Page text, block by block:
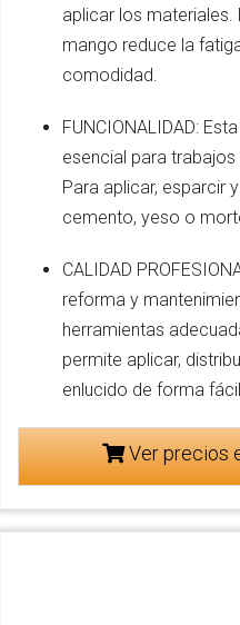
aplicar los
mango reduce la
comodidad.
FUNCIONALIDAD:
esencial para
Para aplicar, esparcir
cemento, yeso o
CALIDAD
reforma y
herramientas
permite aplicar,
enlucido de forma
Ver precios